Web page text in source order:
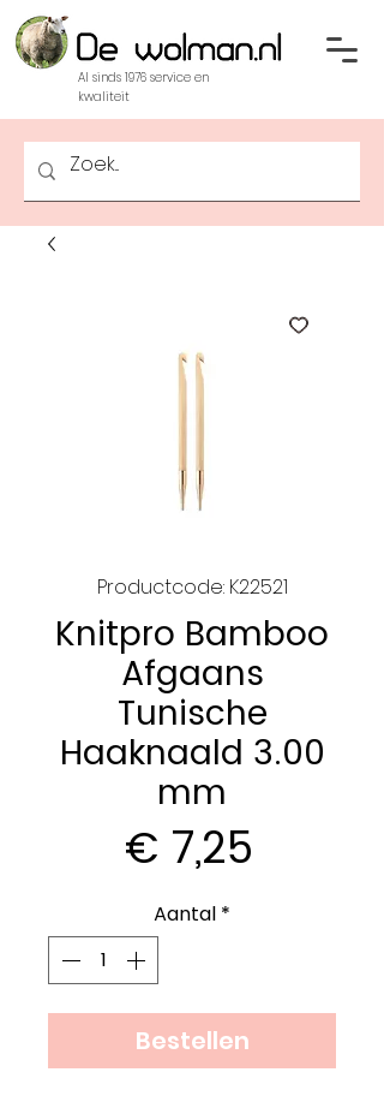
Al sinds 1976 service en
kwaliteit
Productcode: K22521
Knitpro Bamboo
Afgaans
Tunische
Haaknaald 3.00
mm
€ 7,25
Aantal *
Bestellen